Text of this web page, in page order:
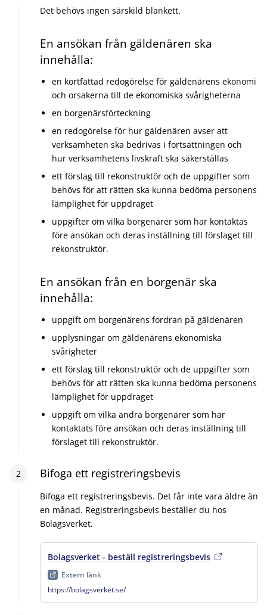
Det behövs ingen särskild blankett.
En ansökan från gäldenären ska
innehålla:
en kortfattad redogörelse för gäldenärens ekonomi
och orsakerna till de ekonomiska svårigheterna
en borgenärsförteckning
en redogörelse för hur gäldenären avser att
verksamheten ska bedrivas i fortsättningen och
hur verksamhetens livskraft ska säkerställas
ett förslag till rekonstruktör och de uppgifter som
behövs för att rätten ska kunna bedöma personens
lämplighet för uppdraget
uppgifter om vilka borgenärer som har kontaktas
före ansökan och deras inställning till förslaget till
rekonstruktör.
En ansökan från en borgenär ska
innehålla:
uppgift om borgenärens fordran på gäldenären
upplysningar om gäldenärens ekonomiska
svårigheter
ett förslag till rekonstruktör och de uppgifter som
behövs för att rätten ska kunna bedöma personens
lämplighet för uppdraget
uppgift om vilka andra borgenärer som har
kontaktats före ansökan och deras inställning till
förslaget till rekonstruktör.
2 Steg2:
Bifoga ett registreringsbevis
Bifoga ett registreringsbevis. Det får inte vara äldre än
en månad. Registreringsbevis beställer du hos
Bolagsverket.
Bolagsverket - beställ registreringsbevis , extern länk
Extern länk
https://bolagsverket.se/